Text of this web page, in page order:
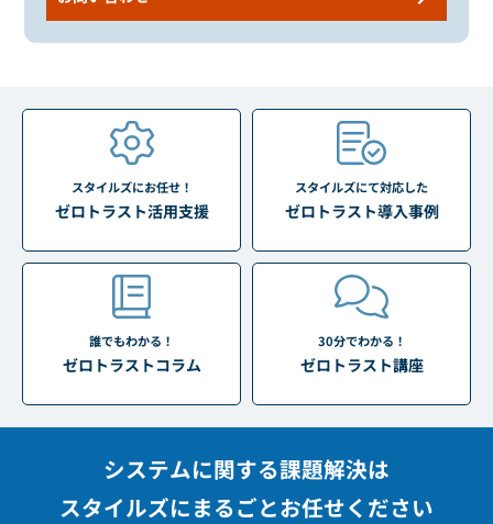
スタイルズにお任せ！
ゼロトラスト活用支援
スタイルズにて対応した
ゼロトラスト導入事例
誰でもわかる！
ゼロトラストコラム
30分でわかる！
ゼロトラスト講座
システムに関する課題解決は
スタイルズにまるごとお任せください